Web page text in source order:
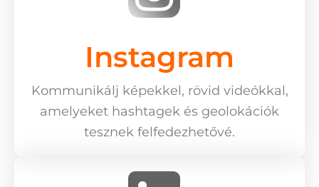
Instagram
Kommunikálj képekkel, rövid videókkal,
amelyeket hashtagek és geolokációk
tesznek felfedezhetővé.